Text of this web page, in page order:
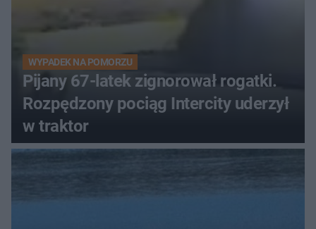
WYPADEK NA POMORZU
Pijany 67-latek zignorował rogatki.
Rozpędzony pociąg Intercity uderzył
w traktor